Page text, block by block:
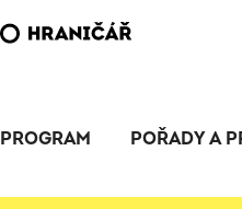
PROGRAM POŘADY A